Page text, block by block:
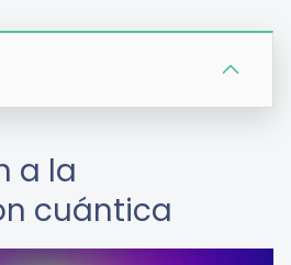
a la
cuántica